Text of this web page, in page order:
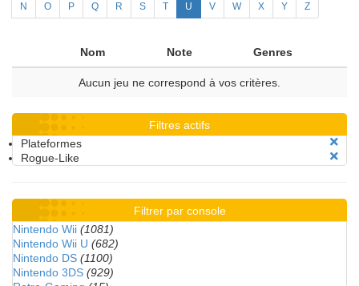
N O P Q R S T U V W X Y Z
Nom Note Genres
Aucun jeu ne correspond à vos critères.
Filtres actifs
Plateformes
Rogue-Like
Filtrer par console
Nintendo Wii (1081)
Nintendo Wii U (682)
Nintendo DS (1100)
Nintendo 3DS (929)